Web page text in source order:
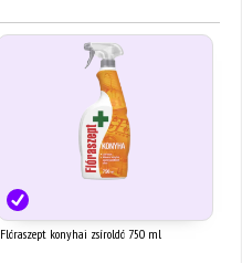
Flóraszept konyhai zsíroldó 750 ml